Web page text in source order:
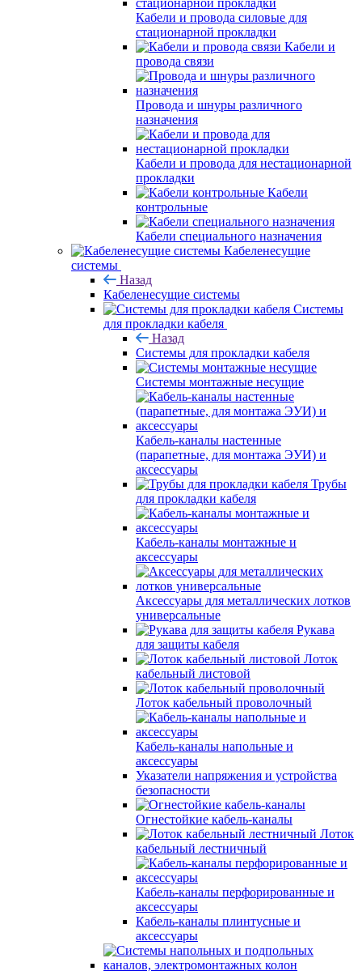
Кабели и провода силовые для
стационарной прокладки
Кабели и
провода связи
Провода и шнуры различного
назначения
Кабели и провода для нестационарной
прокладки
Кабели
контрольные
Кабели специального назначения
Кабеленесущие
системы
Назад
Кабеленесущие системы
Системы
для прокладки кабеля
Назад
Системы для прокладки кабеля
Системы монтажные несущие
Кабель-каналы настенные
(парапетные, для монтажа ЭУИ) и
аксессуары
Трубы
для прокладки кабеля
Кабель-каналы монтажные и
аксессуары
Аксессуары для металлических лотков
универсальные
Рукава
для защиты кабеля
Лоток
кабельный листовой
Лоток кабельный проволочный
Кабель-каналы напольные и
аксессуары
Указатели напряжения и устройства
безопасности
Огнестойкие кабель-каналы
Лоток
кабельный лестничный
Кабель-каналы перфорированные и
аксессуары
Кабель-каналы плинтусные и
аксессуары